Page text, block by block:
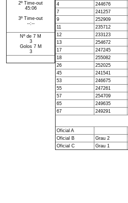
2º Time-out
45:06
3º Time-out
--:--
Nº de 7 M
3
Golos 7 M
3
4
244676
7
241257
9
252909
11
235712
12
233123
13
254672
17
247245
18
255082
26
252025
45
241541
53
246675
55
247261
57
254709
65
249635
67
249291
Oficial A
Oficial B
Grau 2
Oficial C
Grau 1